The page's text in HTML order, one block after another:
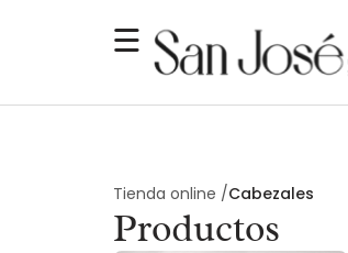
Tienda online /Cabezales
Productos